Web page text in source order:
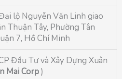
lộ Nguyễn Văn Linh giao
Thuận Tây, Phường Tân
7, Hồ Chí Minh
Đầu Tư và Xây Dựng Xuân
Mai Corp)